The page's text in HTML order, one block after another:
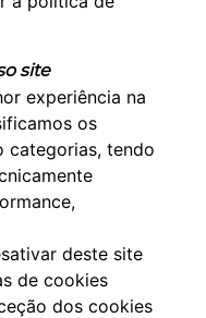
site
experiência na
os
categorias, tendo
deste site
de cookies
dos cookies